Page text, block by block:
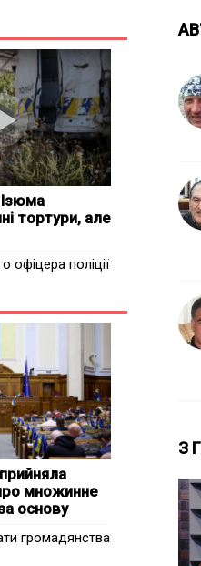
тортури, але
офіцера поліції
множинне
основу
громадянства
З